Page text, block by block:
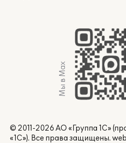
Мы в Max
© 2011-2026 АО «Группа 1С»
«1С»). Все права защищены.